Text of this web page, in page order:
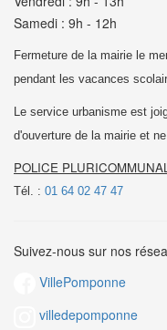
Samedi : 9h - 12h
Fermeture de la mairie le
pendant les vacances
Le service urbanisme est
d'ouverture de la mairie et
POLICE
Tél. : 01 64 02 47 47
Suivez-nous sur nos
VillePomponne
villedepomponne